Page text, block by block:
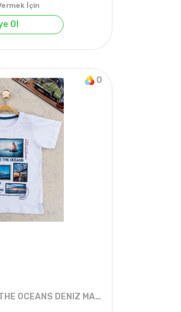
ADET 6-18 AYLIK
İçin
Ol
0
5-8 YAŞ ERKEK SAVE THE OCEANS DENIZ MANZARALI TİŞÖRT